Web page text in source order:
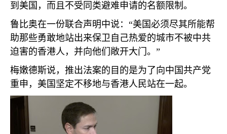
到美国，而且不受同类避难申请的名额限制。
鲁比奥在一份联合声明中说：“美国必须尽其所能帮
助那些勇敢地站出来保卫自己热爱的城市不被中共
迫害的香港人，并向他们敞开大门。”
梅嫩德斯说，推出法案的目的是为了向中国共产党
重申，美国坚定不移地与香港人民站在一起。